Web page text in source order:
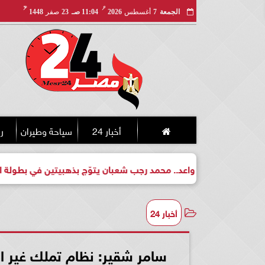
الجمعة 7 أغسطس 2026
مـ
11:04 صـ 23 صفر 1448
هـ
أخبار 24 سياحة وطيران
واعد.. محمد رجب شعبان يتوّج بذهبيتين في بطولة الجمهورية
أخبار 24
سامر شقير: نظام تملك غير